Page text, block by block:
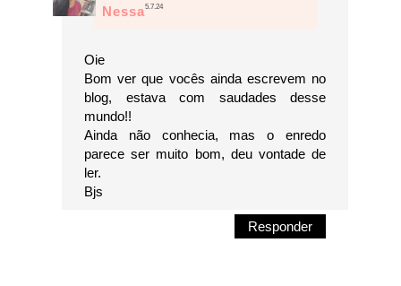
Nessa5.7.24
Oie
Bom ver que vocês ainda escrevem no
blog, estava com saudades desse
mundo!!
Ainda não conhecia, mas o enredo
parece ser muito bom, deu vontade de
ler.
Bjs
Responder